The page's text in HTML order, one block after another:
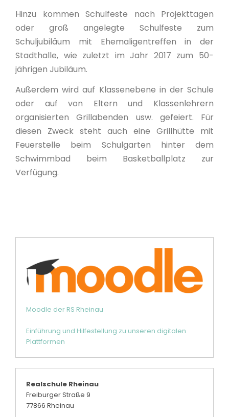
Hinzu kommen Schulfeste nach Projekttagen
oder groß angelegte Schulfeste zum
Schuljubiläum mit Ehemaligentreffen in der
Stadthalle, wie zuletzt im Jahr 2017 zum 50-
jährigen Jubiläum.
Außerdem wird auf Klassenebene in der Schule
oder auf von Eltern und Klassenlehrern
organisierten Grillabenden usw. gefeiert. Für
diesen Zweck steht auch eine Grillhütte mit
Feuerstelle beim Schulgarten hinter dem
Schwimmbad beim Basketballplatz zur
Verfügung.
Moodle der RS Rheinau
Einführung und Hilfestellung zu unseren digitalen
Plattformen
Realschule Rheinau
Freiburger Straße 9
77866 Rheinau